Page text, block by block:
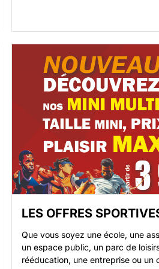
« ouverts ou fermés sur les côtés
Basket) 1 Panneau d’informations
LES OFFRES
Que vous soyez une école, une
un espace public, un parc de
rééducation, une entreprise ou un